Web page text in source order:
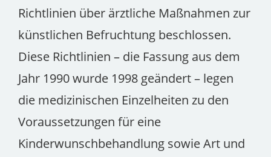
Richtlinien über ärztliche Maßnahmen zur
künstlichen Befruchtung beschlossen.
Diese Richtlinien – die Fassung aus dem
Jahr 1990 wurde 1998 geändert – legen
die medizinischen Einzelheiten zu den
Voraussetzungen für eine
Kinderwunschbehandlung sowie Art und